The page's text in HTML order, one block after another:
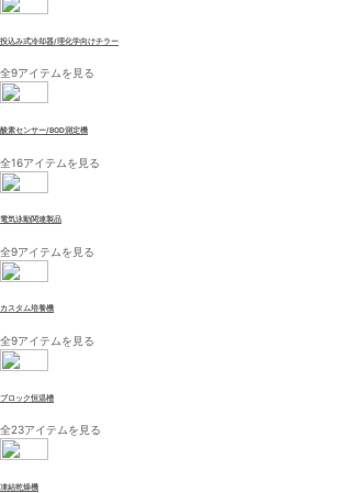
投込み式冷却器/理化学向けチラー
全9アイテムを見る
酸素センサー/BOD測定機
全16アイテムを見る
電気泳動関連製品
全9アイテムを見る
カスタム培養機
全9アイテムを見る
ブロック恒温槽
全23アイテムを見る
凍結乾燥機